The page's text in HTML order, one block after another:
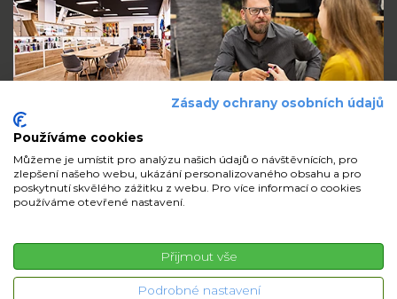
Zůstaňte s námi v kontaktu
volejte
© 2026 iMi Partner, a.s. | Všechna práva vyhrazena
Zásady ochrany osobních údajů
Používáme cookies
Můžeme je umístit pro analýzu našich údajů o návštěvnících, pro
zlepšení našeho webu, ukázání personalizovaného obsahu a pro
poskytnutí skvělého zážitku z webu. Pro více informací o cookies
používáme otevřené nastavení.
Přijmout vše
Podrobné nastavení